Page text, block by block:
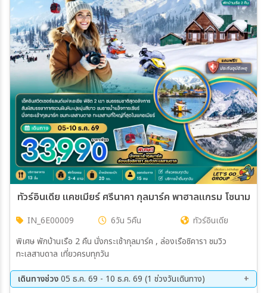
ทัวร์อินเดีย แคชเมียร์ ศรีนาคา กุลมาร์ค พาฮาลแกรม โซนามาร์
IN_6E00009 6วัน 5คืน
ทัวร์อินเดีย
พิเศษ พักบ้านเรือ 2 คืน นั่งกระเช้ากุลมาร์ค , ล่องเรือชิคารา ชมวิว
ทะเลสาบดาล เที่ยวครบทุกวัน
เดินทางช่วง05 ธ.ค. 69 - 10 ธ.ค. 69 (1 ช่วงวันเดินทาง)